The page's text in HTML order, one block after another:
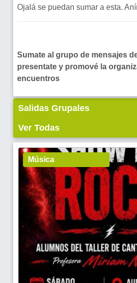
Ojalá se puedan sumar a esta.
Sumate al grupo de mensajes
presentate y promové la
encuentros
Salidas Grupales
Ver Todas
Música